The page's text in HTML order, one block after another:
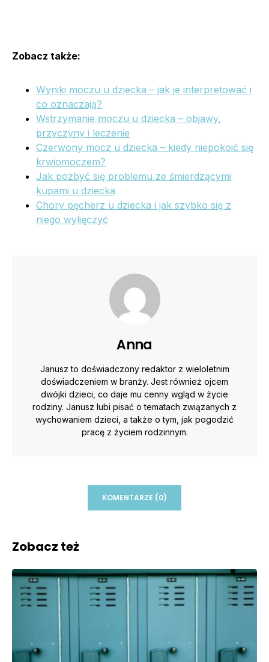
Zobacz także:
Wyniki moczu u dziecka – jak je interpretować i
co oznaczają?
Wstrzymanie moczu u dziecka – objawy,
przyczyny i leczenie
Czerwony mocz u dziecka – kiedy niepokoić się
krwiomoczem?
Jak pozbyć się problemu ze śmierdzącymi
kupami u dziecka
Chory pęcherz u dziecka i jak szybko się z
niego wylięczyć
Anna
Janusz to doświadczony redaktor z wieloletnim
doświadczeniem w branży. Jest również ojcem
dwójki dzieci, co daje mu cenny wgląd w życie
rodziny. Janusz lubi pisać o tematach związanych z
wychowaniem dzieci, a także o tym, jak pogodzić
pracę z życiem rodzinnym.
KOMENTARZE (0)
Zobacz też